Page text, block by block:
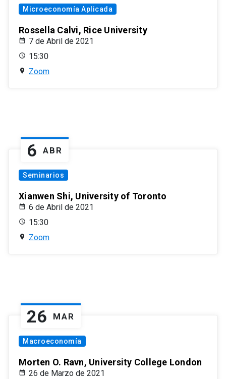
Microeconomía Aplicada
Rossella Calvi, Rice University
7 de Abril de 2021
15:30
Zoom
6 ABR
Seminarios
Xianwen Shi, University of Toronto
6 de Abril de 2021
15:30
Zoom
26 MAR
Macroeconomía
Morten O. Ravn, University College London
26 de Marzo de 2021